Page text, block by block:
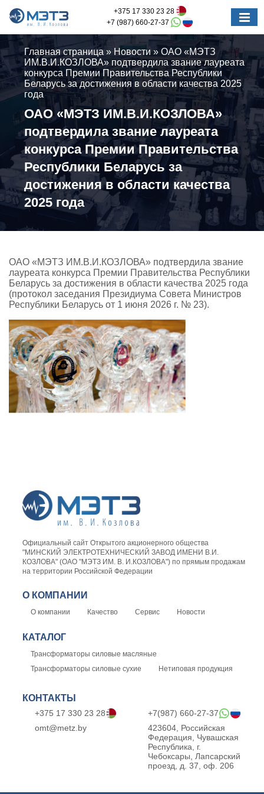
+375 17 330 23 28
+7 (987) 660-27-37
Главная страница » Новости » ОАО «МЭТЗ
ИМ.В.И.КОЗЛОВА» подтвердила звание лауреата
конкурса Премии Правительства Республики
Беларусь за достижения в области качества 2025
года
ОАО «МЭТЗ ИМ.В.И.КОЗЛОВА»
подтвердила звание лауреата
конкурса Премии Правительства
Республики Беларусь за
достижения в области качества
2025 года
ОАО «МЭТЗ ИМ.В.И.КОЗЛОВА» подтвердила звание
лауреата конкурса Премии Правительства Республики
Беларусь за достижения в области качества 2025 года
(протокол заседания Президиума Совета Министров
Республики Беларусь от 1 июня 2026 г. № 23).
Официальный сайт Открытого акционерного общества
"МИНСКИЙ ЭЛЕКТРОТЕХНИЧЕСКИЙ ЗАВОД ИМЕНИ В.И.
КОЗЛОВА" (ОАО "МЭТЗ ИМ. В. И.КОЗЛОВА") по прямым продажам
на территории Российской Федерации
О КОМПАНИИ
О компании Качество Сервис Новости
КАТАЛОГ
Трансформаторы силовые масляные
Трансформаторы силовые сухие
Нетиповая продукция
КОНТАКТЫ
+375 17 330 23 28
+7(987) 660-27-37
omt@metz.by
423604, Российская
Федерация, Чувашская
Республика, г.
Чебоксары, Лапсарский
проезд, д. 37, оф. 206